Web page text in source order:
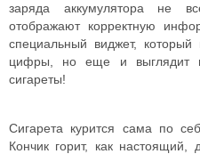
заряда аккумулятора не
отображают корректную
специальный виджет, который
цифры, но еще и выглядит
сигареты!
Сигарета курится сама по
Кончик горит, как